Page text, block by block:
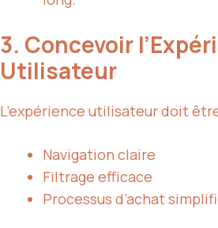
3. Concevoir
Utilisateur
L’expérience utilisateur doit
Navigation claire
Filtrage efficace
Processus d’achat